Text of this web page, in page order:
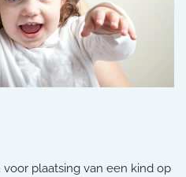
plaatsing van een kind op